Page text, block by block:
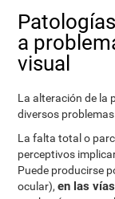
a
visual
La alteración de la
diversos
La falta total o
perceptivos
Puede producirse
ocular),en las